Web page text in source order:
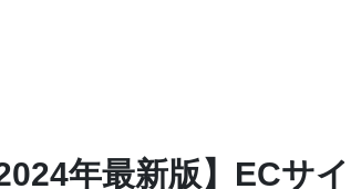
2024年最新版】ECサ